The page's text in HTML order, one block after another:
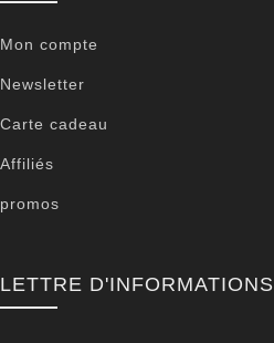
Mon compte
Newsletter
Carte cadeau
Affiliés
promos
LETTRE D'INFORMATIONS